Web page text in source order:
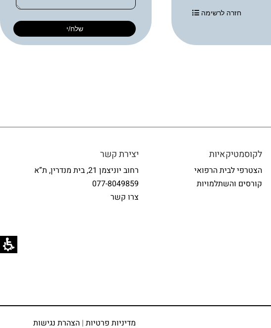
שלח/י
חזרה לרשימה
יצירת קשר
רחוב יוניצמן 21, בית מנדרין, ת”א
077-8049859
צרו קשר
לקוסמטיקאיות
הצטרפי לבית הרפואי
קורסים והשתלמויות
מדיניות פרטיות| הצהרת נגישות